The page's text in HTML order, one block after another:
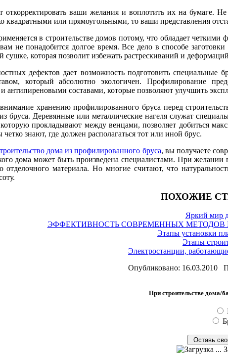
ваши желания и воплотить их на бумаге.
квадратными или прямоугольными, то ваши представления
в строительстве домов потому, что обладает четкими
не понадобится долгое время. Все дело в способе
сушке, которая позволит избежать растрескиваний и
дефектов дает возможность подготовить
который абсолютно экологичен. Профилирование
антипиреновыми составами, которые позволяют улучшить
хранению профилированного бруса перед
бруса. Деревянные или металлические нагеля служат
прокладывают между венцами, позволяет добиться
знают, где должен располагаться тот или иной брус.
дома из профилированного бруса, вы получаете
дома может быть произведена специалистами. При желании
отделочного материала. Но многие считают, что
ПОХОЖИЕ
Яркий мир
ЭФФЕКТИВНОСТЬ СОВРЕМЕННЫХ
Этапы установки
Этапы
Электростанции,
Опубликовано: 16.03.2010
При строительстве дома/